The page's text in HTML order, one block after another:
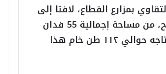
بمزارع القطاع، لافتا إلى
أنه تم إنتاج هذا العام 2020 /2021 ، إنتاج تقاوي محصول القمح، من مساحة إجمالية 55 فدان
بمزارع: الجميزة، شندويل، والقوصية، حيث بلغ اجمالي ما تم إنتاجه حوالي ١١٢ طن خام هذا